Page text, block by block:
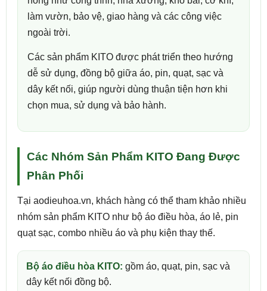
làm vườn, bảo vệ, giao hàng và các công việc
ngoài trời.
Các sản phẩm KITO được phát triển theo hướng
dễ sử dụng, đồng bộ giữa áo, pin, quạt, sạc và
dây kết nối, giúp người dùng thuận tiện hơn khi
chọn mua, sử dụng và bảo hành.
Các Nhóm Sản Phẩm KITO Đang Được
Phân Phối
Tại aodieuhoa.vn, khách hàng có thể tham khảo nhiều
nhóm sản phẩm KITO như bộ áo điều hòa, áo lẻ, pin
quạt sạc, combo nhiều áo và phụ kiện thay thế.
Bộ áo điều hòa KITO: gồm áo, quạt, pin, sạc và
dây kết nối đồng bộ.